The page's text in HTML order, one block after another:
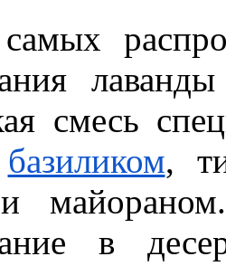
смесь
базиликом,
в